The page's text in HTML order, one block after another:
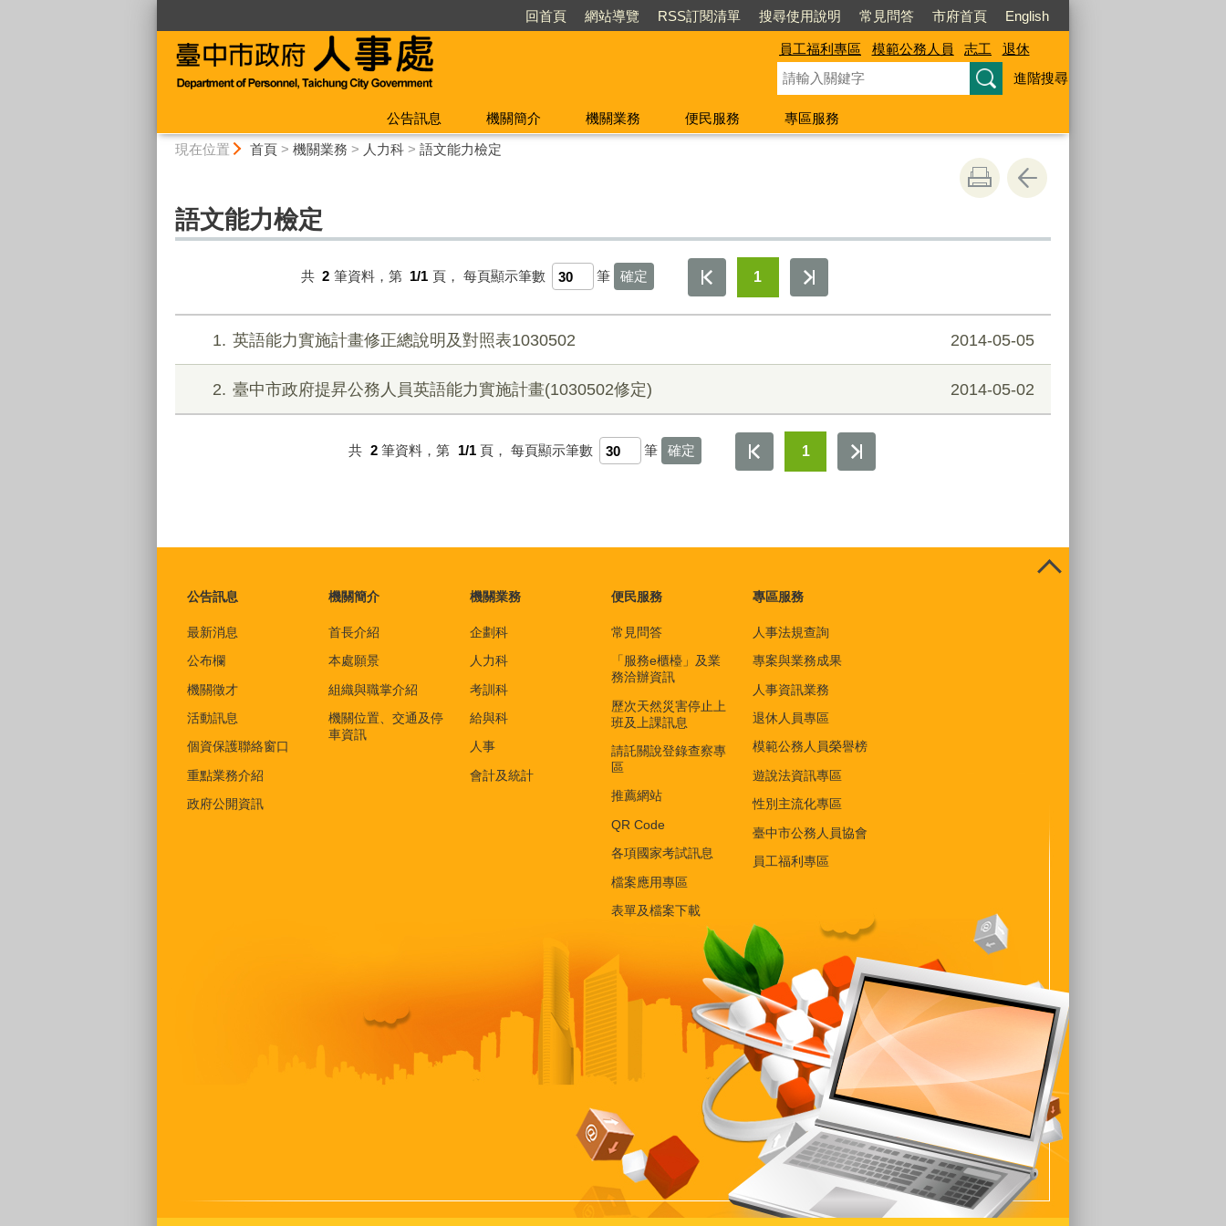
回首頁 網站導覽 RSS訂閱清單 搜尋使用說明 常見問答 市府首頁 English
員工福利專區 模範公務人員 志工
退休
進階搜尋
公告訊息 機關簡介 機關業務 便民服務
專區服務
現在位置 首頁> 機關業務 > 人力科> 語文能力檢定
語文能力檢定
共 2 筆資料，第 1/1 頁， 每頁顯示筆數 筆 1
1 英語能力實施計畫修正總說明及對照表1030502 2014-05-05
2 臺中市政府提昇公務人員英語能力實施計畫(1030502修定) 2014-05-02
共 2 筆資料，第 1/1 頁， 每頁顯示筆數 筆 1
公告訊息
最新消息
公布欄
機關徵才
活動訊息
個資保護聯絡窗口
重點業務介紹
政府公開資訊
機關簡介
首長介紹
本處願景
組織與職掌介紹
機關位置、交通及停
車資訊
機關業務
企劃科
人力科
考訓科
給與科
人事
會計及統計
便民服務
常見問答
「服務e櫃檯」及業
務洽辦資訊
歷次天然災害停止上
班及上課訊息
請託關說登錄查察專
區
推薦網站
QR Code
各項國家考試訊息
檔案應用專區
表單及檔案下載
專區服務
人事法規查詢
專案與業務成果
人事資訊業務
退休人員專區
模範公務人員榮譽榜
遊說法資訊專區
性別主流化專區
臺中市公務人員協會
員工福利專區